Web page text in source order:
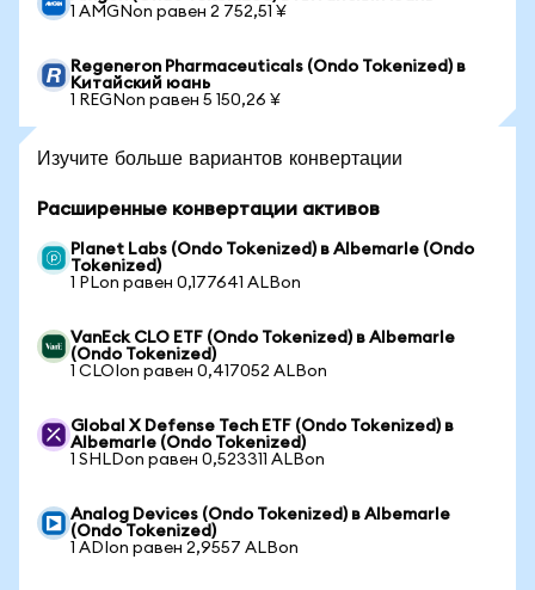
1 AMGNon равен 2 752,51 ¥
Regeneron Pharmaceuticals (Ondo Tokenized) в
Китайский юань
1 REGNon равен 5 150,26 ¥
Изучите больше вариантов конвертации
Расширенные конвертации активов
Planet Labs (Ondo Tokenized) в Albemarle (Ondo
Tokenized)
1 PLon равен 0,177641 ALBon
VanEck CLO ETF (Ondo Tokenized) в Albemarle
(Ondo Tokenized)
1 CLOIon равен 0,417052 ALBon
Global X Defense Tech ETF (Ondo Tokenized) в
Albemarle (Ondo Tokenized)
1 SHLDon равен 0,523311 ALBon
Analog Devices (Ondo Tokenized) в Albemarle
(Ondo Tokenized)
1 ADIon равен 2,9557 ALBon